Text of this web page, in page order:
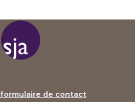
formulaire de contact